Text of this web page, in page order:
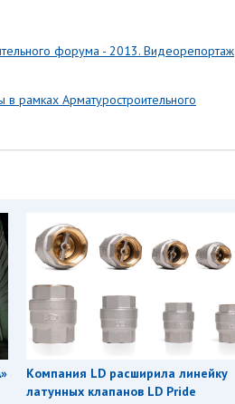
форума - 2013. Видеорепортаж
в рамках Арматуростроительного
Компания LD расширила линейку
латунных клапанов LD Pride